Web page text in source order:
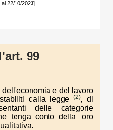
al 22/10/2023]
99
e del lavoro
dalla legge(2), di
delle categorie
tenga conto della loro